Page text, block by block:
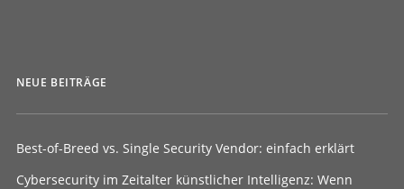
NEUE BEITRÄGE
Best-of-Breed vs. Single Security Vendor: einfach erklärt
Cybersecurity im Zeitalter künstlicher Intelligenz: Wenn